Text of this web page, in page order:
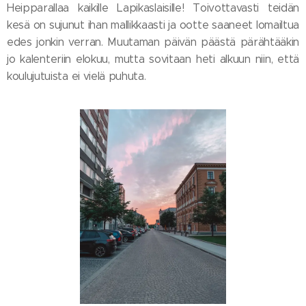
Heipparallaa kaikille Lapikaslaisille! Toivottavasti teidän
kesä on sujunut ihan mallikkaasti ja ootte saaneet lomailtua
edes jonkin verran. Muutaman päivän päästä pärähtääkin
jo kalenteriin elokuu, mutta sovitaan heti alkuun niin, että
koulujutuista ei vielä puhuta.